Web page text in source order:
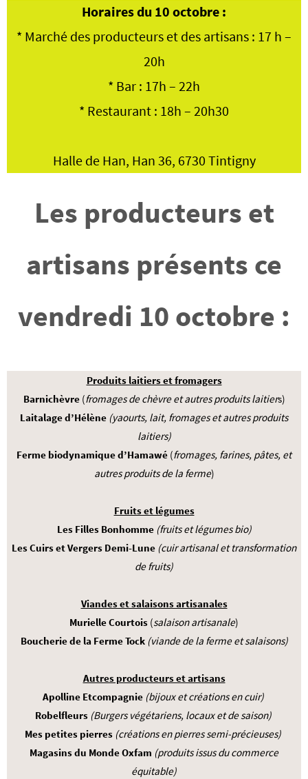
Horaires du 10 octobre :
* Marché des producteurs et des artisans : 17 h –
20h
* Bar : 17h – 22h
* Restaurant : 18h – 20h30
Halle de Han, Han 36, 6730 Tintigny
Les producteurs et
artisans présents ce
vendredi 10 octobre :
Produits laitiers et fromagers
Barnichèvre(fromages de chèvre et autres produits laitiers)
Laitalage d’Hélène (yaourts, lait, fromages et autres produits
laitiers)
Ferme biodynamique d’Hamawé (fromages, farines, pâtes, et
autres produits de la ferme)
Fruits et légumes
Les Filles Bonhomme (fruits et légumes bio)
Les Cuirs et Vergers Demi-Lune (cuir artisanal et transformation
de fruits)
Viandes et salaisons artisanales
Murielle Courtois (salaison artisanale)
Boucherie de la Ferme Tock (viande de la ferme et salaisons)
Autres producteurs et artisans
Apolline Etcompagnie (bijoux et créations en cuir)
Robelfleurs (Burgers végétariens, locaux et de saison)
Mes petites pierres (créations en pierres semi-précieuses)
Magasins du Monde Oxfam (produits issus du commerce
équitable)